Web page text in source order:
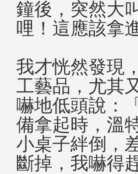
鐘後，突然大
哩！這應該拿
我才恍然發現
工藝品，尤其
嚇地低頭說：
備拿起時，溫
小桌子絆倒，
斷掉，我嚇得